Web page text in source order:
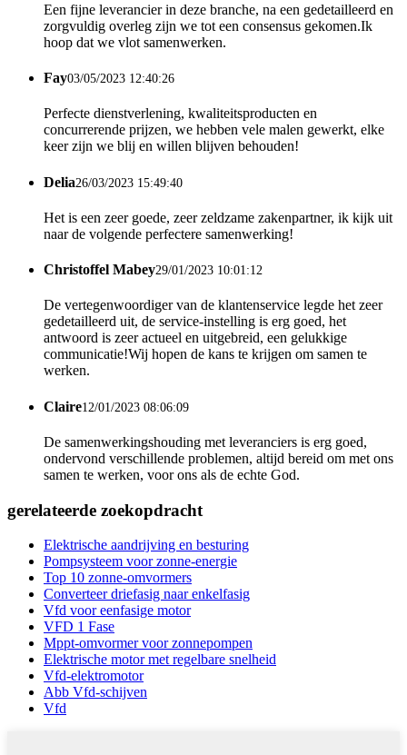
Een fijne leverancier in deze branche, na een gedetailleerd en
zorgvuldig overleg zijn we tot een consensus gekomen.Ik
hoop dat we vlot samenwerken.
Fay03/05/2023 12:40:26
Perfecte dienstverlening, kwaliteitsproducten en
concurrerende prijzen, we hebben vele malen gewerkt, elke
keer zijn we blij en willen blijven behouden!
Delia26/03/2023 15:49:40
Het is een zeer goede, zeer zeldzame zakenpartner, ik kijk uit
naar de volgende perfectere samenwerking!
Christoffel Mabey29/01/2023 10:01:12
De vertegenwoordiger van de klantenservice legde het zeer
gedetailleerd uit, de service-instelling is erg goed, het
antwoord is zeer actueel en uitgebreid, een gelukkige
communicatie!Wij hopen de kans te krijgen om samen te
werken.
Claire12/01/2023 08:06:09
De samenwerkingshouding met leveranciers is erg goed,
ondervond verschillende problemen, altijd bereid om met ons
samen te werken, voor ons als de echte God.
gerelateerde zoekopdracht
Elektrische aandrijving en besturing
Pompsysteem voor zonne-energie
Top 10 zonne-omvormers
Converteer driefasig naar enkelfasig
Vfd voor eenfasige motor
VFD 1 Fase
Mppt-omvormer voor zonnepompen
Elektrische motor met regelbare snelheid
Vfd-elektromotor
Abb Vfd-schijven
Vfd